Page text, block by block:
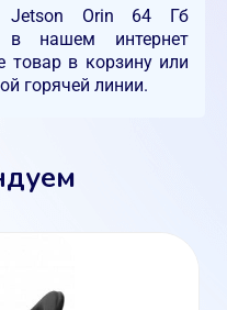
Jetson Orin 64 Гб
нашем интернет
товар в корзину или
горячей линии.